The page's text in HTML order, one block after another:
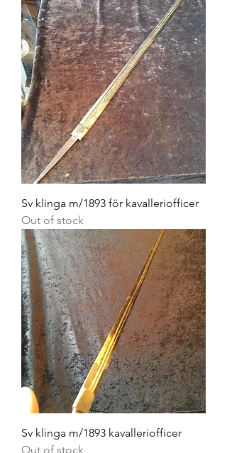
Sv klinga m/1893 för kavalleriofficer
Out of stock
Sv klinga m/1893 kavalleriofficer
Out of stock